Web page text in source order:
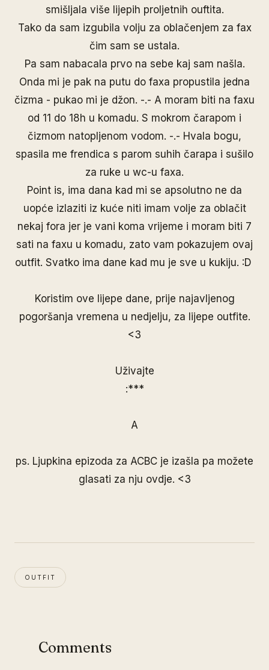
smišljala više lijepih proljetnih ouftita.
Tako da sam izgubila volju za oblačenjem za fax
čim sam se ustala.
Pa sam nabacala prvo na sebe kaj sam našla.
Onda mi je pak na putu do faxa propustila jedna
čizma - pukao mi je džon. -.- A moram biti na faxu
od 11 do 18h u komadu. S mokrom čarapom i
čizmom natopljenom vodom. -.- Hvala bogu,
spasila me frendica s parom suhih čarapa i sušilo
za ruke u wc-u faxa.
Point is, ima dana kad mi se apsolutno ne da
uopće izlaziti iz kuće niti imam volje za oblačit
nekaj fora jer je vani koma vrijeme i moram biti 7
sati na faxu u komadu, zato vam pokazujem ovaj
outfit. Svatko ima dane kad mu je sve u kukiju. :D
Koristim ove lijepe dane, prije najavljenog
pogoršanja vremena u nedjelju, za lijepe outfite.
<3
Uživajte
:***
A
ps. Ljupkina epizoda za ACBC je izašla pa možete
glasati za nju ovdje. <3
OUTFIT
Comments